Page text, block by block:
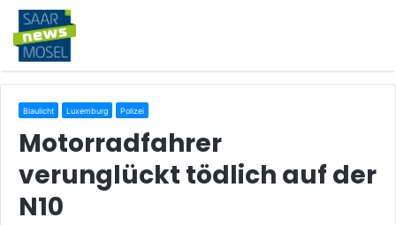
Blaulicht Luxemburg Polizei
Motorradfahrer
verunglückt tödlich auf der
N10